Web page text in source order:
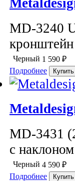
MD-3240
Черный 1 590 ₽
Подробнее
MD-3431
с
Черный 4 590 ₽
Подробнее